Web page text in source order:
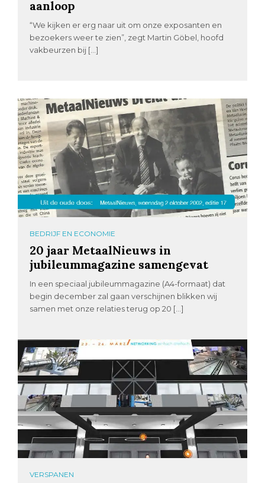
aanloop
“We kijken er erg naar uit om onze exposanten en
bezoekers weer te zien”, zegt Martin Göbel, hoofd
vakbeurzen bij […]
BEDRIJF EN ECONOMIE
20 jaar MetaalNieuws in
jubileummagazine samengevat
In een speciaal jubileummagazine (A4-formaat) dat
begin december zal gaan verschijnen blikken wij
samen met onze relaties terug op 20 […]
VERSPANEN